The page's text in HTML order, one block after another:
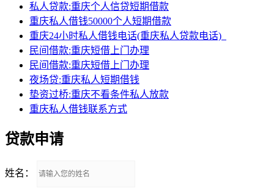
私人贷款:重庆个人信贷短期借款
重庆私人借钱50000个人短期借款
重庆24小时私人借钱电话(重庆私人贷款电话)
民间借款:重庆短借上门办理
民间借款:重庆短借上门办理
夜场贷:重庆私人短期借钱
垫资过桥:重庆不看条件私人放款
重庆私人借钱联系方式
贷款申请
姓名：